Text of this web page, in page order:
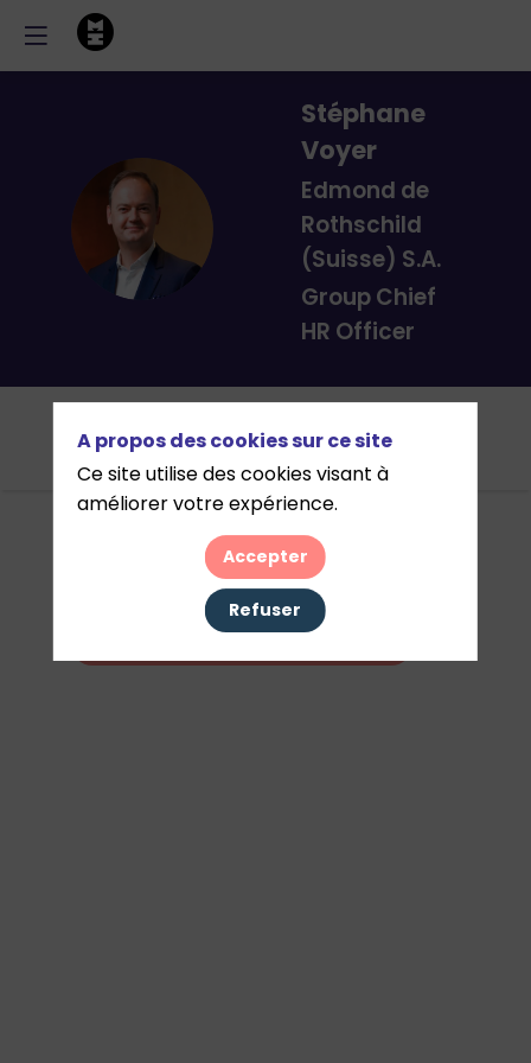
SV
Stéphane
Voyer
Edmond de
Rothschild
(Suisse) S.A.
Group Chief
HR Officer
évènement
Agenda IntervenantsPartenaires
Ses interventions
A propos des cookies sur ce site
Ce site utilise des cookies visant à
améliorer votre expérience.
Accepter
Refuser